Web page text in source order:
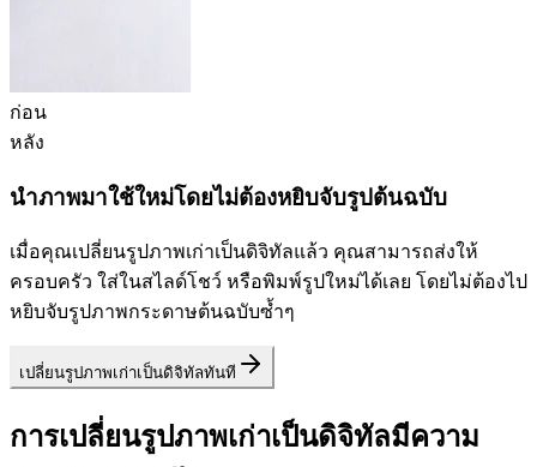
ก่อน
หลัง
นำภาพมาใช้ใหม่โดยไม่ต้องหยิบจับรูปต้นฉบับ
เมื่อคุณเปลี่ยนรูปภาพเก่าเป็นดิจิทัลแล้ว คุณสามารถส่งให้
ครอบครัว ใส่ในสไลด์โชว์ หรือพิมพ์รูปใหม่ได้เลย โดยไม่ต้องไป
หยิบจับรูปภาพกระดาษต้นฉบับซ้ำๆ
เปลี่ยนรูปภาพเก่าเป็นดิจิทัลทันที
การเปลี่ยนรูปภาพเก่าเป็นดิจิทัลมีความ